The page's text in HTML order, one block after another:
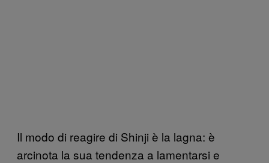
Il modo di reagire di Shinji è la lagna: è
arcinota la sua tendenza a lamentarsi e